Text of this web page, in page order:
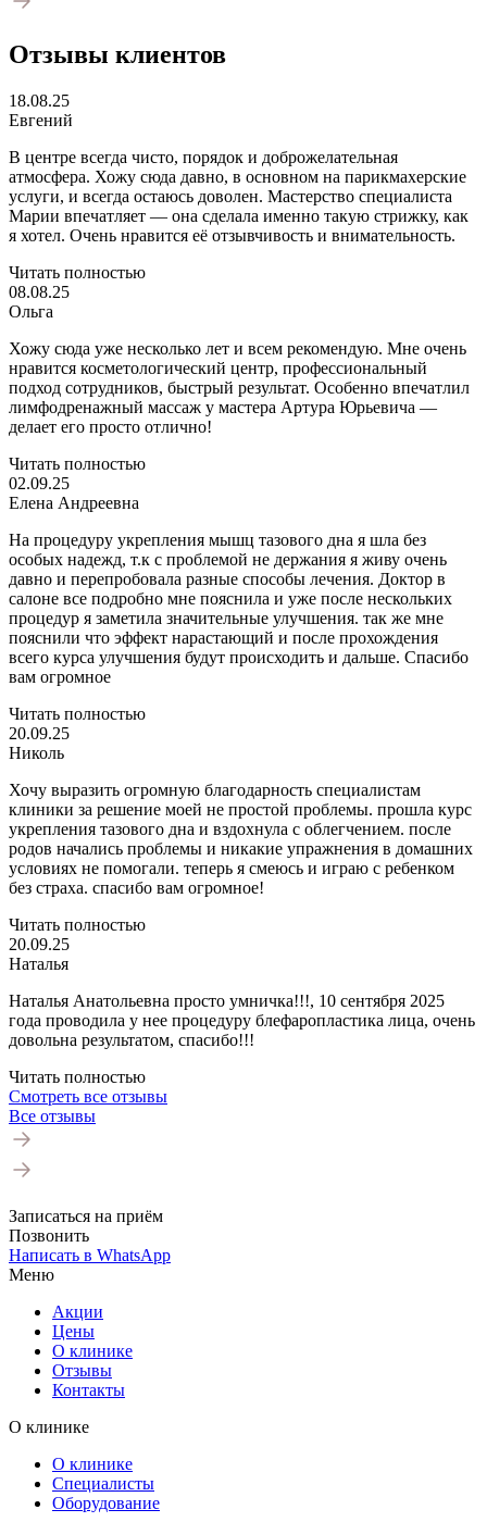
Отзывы клиентов
18.08.25
Евгений
В центре всегда чисто, порядок и доброжелательная
атмосфера. Хожу сюда давно, в основном на парикмахерские
услуги, и всегда остаюсь доволен. Мастерство специалиста
Марии впечатляет — она сделала именно такую стрижку, как
я хотел. Очень нравится её отзывчивость и внимательность.
Читать полностью
08.08.25
Ольга
Хожу сюда уже несколько лет и всем рекомендую. Мне очень
нравится косметологический центр, профессиональный
подход сотрудников, быстрый результат. Особенно впечатлил
лимфодренажный массаж у мастера Артура Юрьевича —
делает его просто отлично!
Читать полностью
02.09.25
Елена Андреевна
На процедуру укрепления мышц тазового дна я шла без
особых надежд, т.к с проблемой не держания я живу очень
давно и перепробовала разные способы лечения. Доктор в
салоне все подробно мне пояснила и уже после нескольких
процедур я заметила значительные улучшения. так же мне
пояснили что эффект нарастающий и после прохождения
всего курса улучшения будут происходить и дальше. Спасибо
вам огромное
Читать полностью
20.09.25
Николь
Хочу выразить огромную благодарность специалистам
клиники за решение моей не простой проблемы. прошла курс
укрепления тазового дна и вздохнула с облегчением. после
родов начались проблемы и никакие упражнения в домашних
условиях не помогали. теперь я смеюсь и играю с ребенком
без страха. спасибо вам огромное!
Читать полностью
20.09.25
Наталья
Наталья Анатольевна просто умничка!!!, 10 сентября 2025
года проводила у нее процедуру блефаропластика лица, очень
довольна результатом, спасибо!!!
Читать полностью
Смотреть все отзывы
Все отзывы
Записаться на приём
Позвонить
Написать в WhatsApp
Меню
Акции
Цены
О клинике
Отзывы
Контакты
О клинике
О клинике
Специалисты
Оборудование